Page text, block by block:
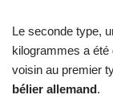
Le seconde type,
kilogrammes a été
voisin au premier
bélier allemand.